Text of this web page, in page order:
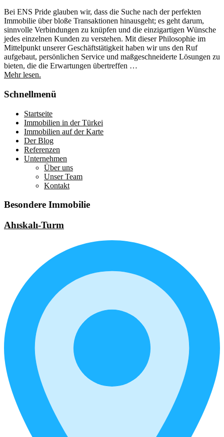
Bei ENS Pride glauben wir, dass die Suche nach der perfekten
Immobilie über bloße Transaktionen hinausgeht; es geht darum,
sinnvolle Verbindungen zu knüpfen und die einzigartigen Wünsche
jedes einzelnen Kunden zu verstehen. Mit dieser Philosophie im
Mittelpunkt unserer Geschäftstätigkeit haben wir uns den Ruf
aufgebaut, persönlichen Service und maßgeschneiderte Lösungen zu
bieten, die die Erwartungen übertreffen …
Mehr lesen.
Schnellmenü
Startseite
Immobilien in der Türkei
Immobilien auf der Karte
Der Blog
Referenzen
Unternehmen
Über uns
Unser Team
Kontakt
Besondere Immobilie
Ahıskalı-Turm